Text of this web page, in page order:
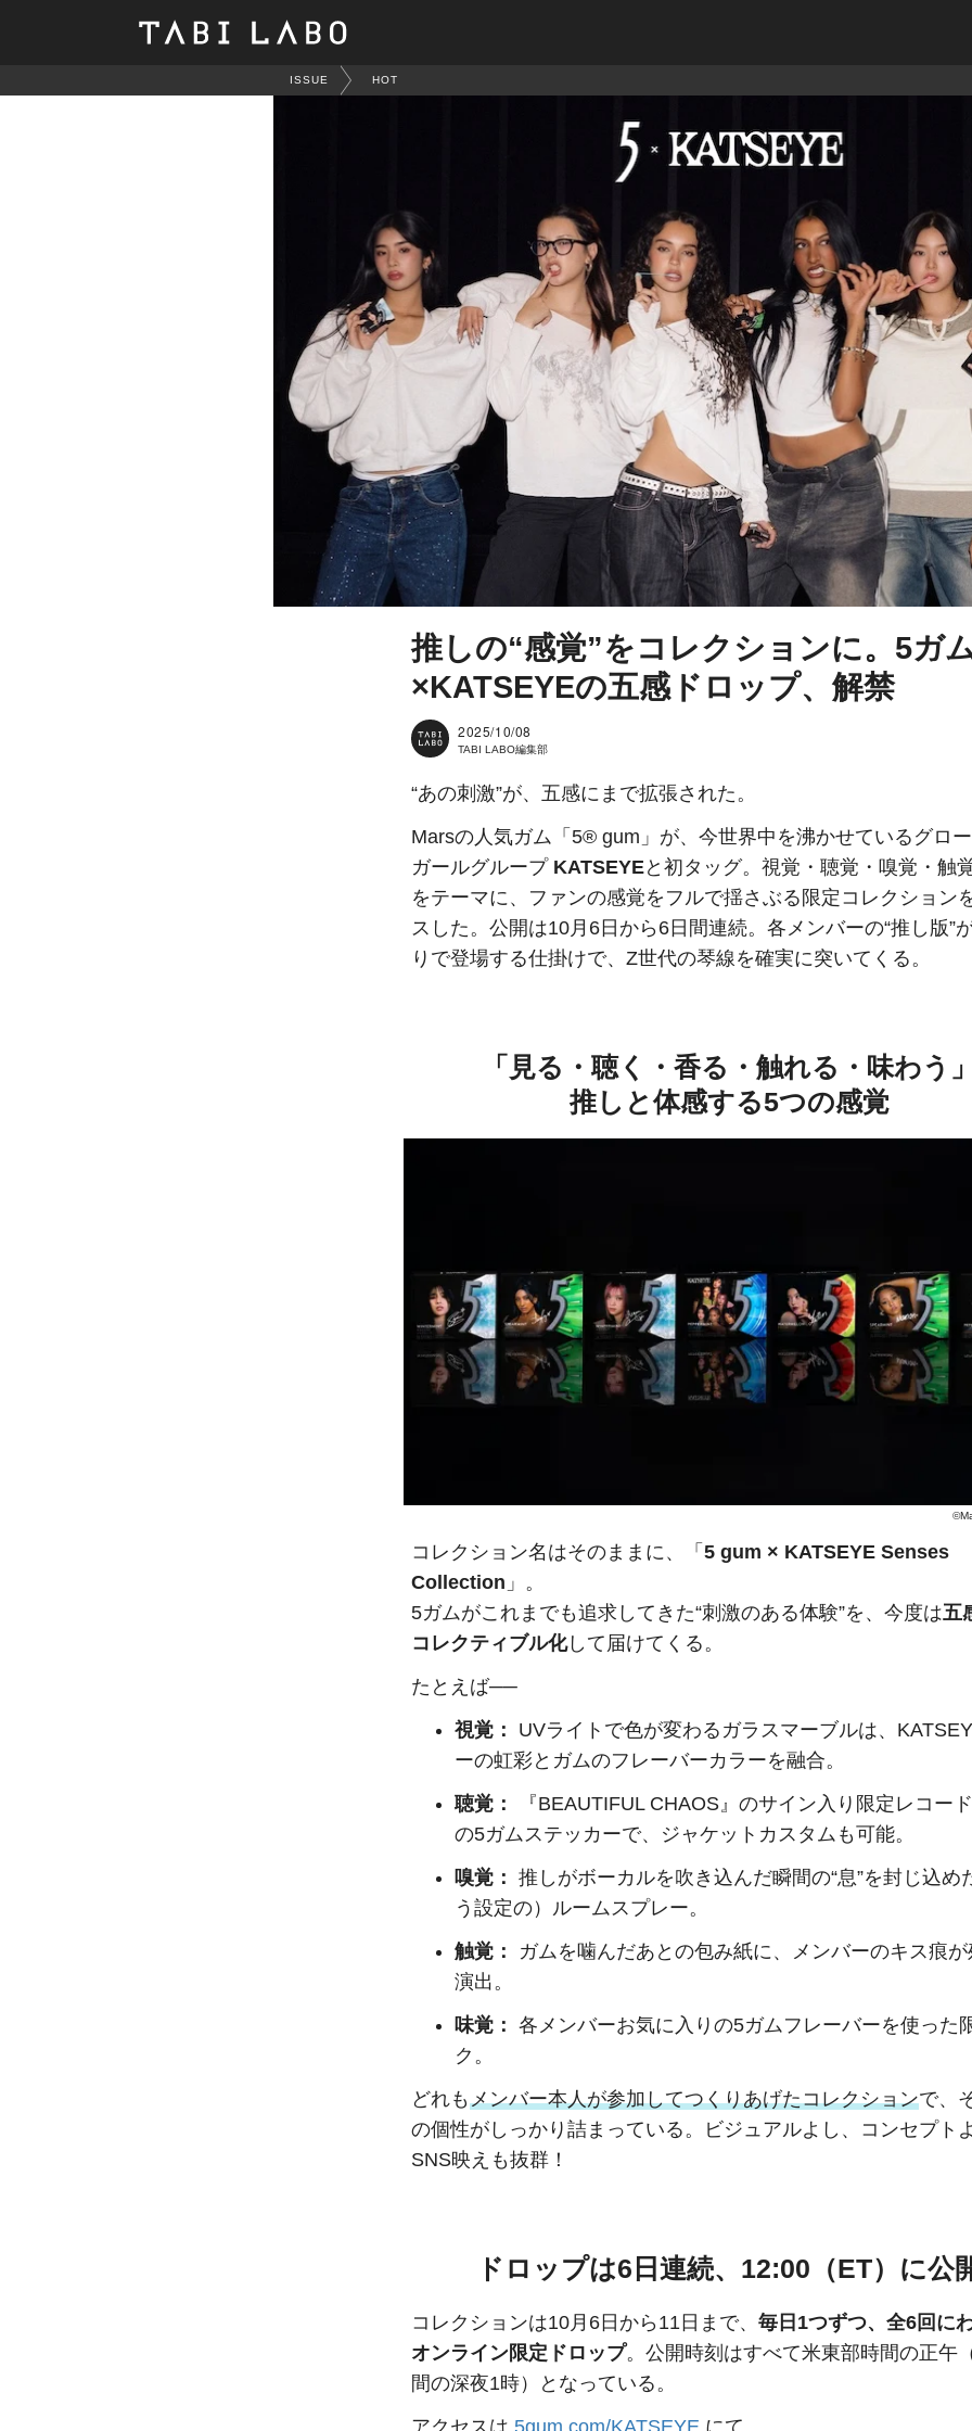
ISSUE HOT
推しの“感覚”をコレクションに。5ガ
×KATSEYEの五感ドロップ、解禁
2025/10/08
TABI LABO編集部
“あの刺激”が、五感にまで拡張された。
Marsの人気ガム「5® gum」が、今世界中を沸かせているグロ
ガールグループ KATSEYEと初タッグ。視覚・聴覚・嗅覚・触
をテーマに、ファンの感覚をフルで揺さぶる限定コレクション
スした。公開は10月6日から6日間連続。各メンバーの“推し版”
りで登場する仕掛けで、Z世代の琴線を確実に突いてくる。
「見る・聴く・香る・触れる・味わう
推しと体感する5つの感覚
コレクション名はそのままに、「 5 gum × KATSEYE Senses
Collection 」。
5ガムがこれまでも追求してきた“刺激のある体験”を、今度は五
コレクティブル化して届けてくる。
たとえば──
視覚：
UVライトで色が変わるガラスマーブルは、
ーの虹彩とガムのフレーバーカラーを融合。
聴覚：
『BEAUTIFUL CHAOS』のサイン入り限定レコー
の5ガムステッカーで、ジャケットカスタムも可能。
嗅覚： 推しがボーカルを吹き込んだ瞬間の“息”を封じ込め
う設定の）ルームスプレー。
触覚：
ガムを噛んだあとの包み紙に、メンバーのキス痕
演出。
味覚： 各メンバーお気に入りの5ガムフレーバーを使った
ク。
どれもメンバー本人が参加してつくりあげたコレクションで、
の個性がしっかり詰まっている。ビジュアルよし、コンセプト
SNS映えも抜群！
ドロップは6日連続、12:00（ET）に公
コレクションは10月6日から11日まで、 毎日1つずつ、全6回に
オンライン限定ドロップ。公開時刻はすべて米東部時間の正午
間の深夜1時）となっている。
アクセスは 5gum.com/KATSEYE にて。